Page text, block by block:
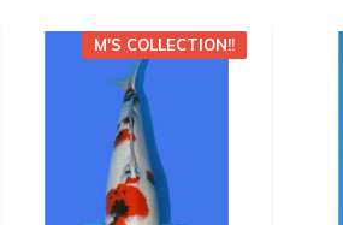
M'S COLLECTION!!